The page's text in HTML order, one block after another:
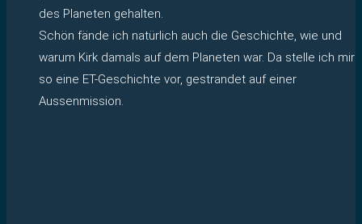
des Planeten gehalten.
Schön fände ich natürlich auch die Geschichte, wie und
warum Kirk damals auf dem Planeten war. Da stelle ich mir
so eine ET-Geschichte vor, gestrandet auf einer
Aussenmission.